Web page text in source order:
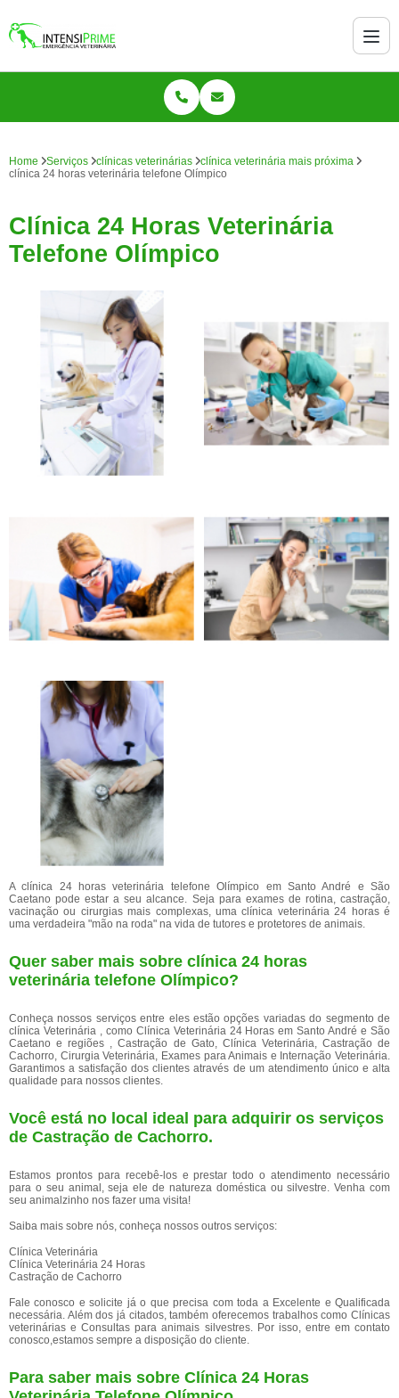
Home Serviços clínicas veterinárias
clínica veterinária mais próxima
clínica 24 horas veterinária telefone Olímpico
Clínica 24 Horas Veterinária
Telefone Olímpico
A clínica 24 horas veterinária telefone Olímpico em Santo André e São
Caetano pode estar a seu alcance. Seja para exames de rotina, castração,
vacinação ou cirurgias mais complexas, uma clínica veterinária 24 horas é
uma verdadeira "mão na roda" na vida de tutores e protetores de animais.
Quer saber mais sobre clínica 24 horas
veterinária telefone Olímpico?
Conheça nossos serviços entre eles estão opções variadas do segmento de
clínica Veterinária , como Clínica Veterinária 24 Horas em Santo André e São
Caetano e regiões , Castração de Gato, Clínica Veterinária, Castração de
Cachorro, Cirurgia Veterinária, Exames para Animais e Internação Veterinária.
Garantimos a satisfação dos clientes através de um atendimento único e alta
qualidade para nossos clientes.
Você está no local ideal para adquirir os serviços
de Castração de Cachorro.
Estamos prontos para recebê-los e prestar todo o atendimento necessário
para o seu animal, seja ele de natureza doméstica ou silvestre. Venha com
seu animalzinho nos fazer uma visita!
Saiba mais sobre nós, conheça nossos outros serviços:
Clínica Veterinária
Clínica Veterinária 24 Horas
Castração de Cachorro
Fale conosco e solicite já o que precisa com toda a Excelente e Qualificada
necessária. Além dos já citados, também oferecemos trabalhos como Clínicas
veterinárias e Consultas para animais silvestres. Por isso, entre em contato
conosco,estamos sempre a disposição do cliente.
Para saber mais sobre Clínica 24 Horas